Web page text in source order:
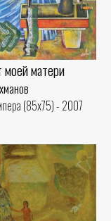
матери
(85x75) - 2007